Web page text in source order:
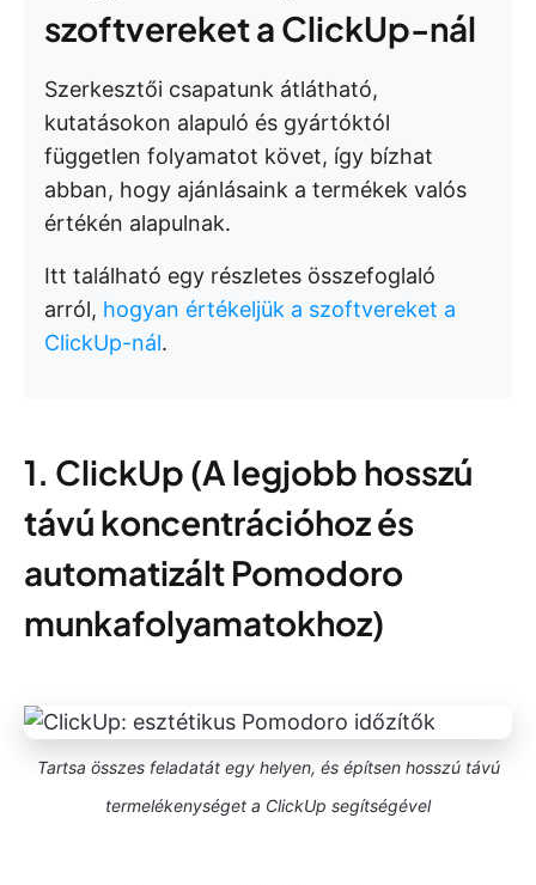
szoftvereket a ClickUp-nál
Szerkesztői csapatunk átlátható,
kutatásokon alapuló és gyártóktól
független folyamatot követ, így bízhat
abban, hogy ajánlásaink a termékek valós
értékén alapulnak.
Itt található egy részletes összefoglaló
arról, hogyan értékeljük a szoftvereket a
ClickUp-nál.
1. ClickUp (A legjobb hosszú
távú koncentrációhoz és
automatizált Pomodoro
munkafolyamatokhoz)
Tartsa összes feladatát egy helyen, és építsen hosszú távú
termelékenységet a ClickUp segítségével